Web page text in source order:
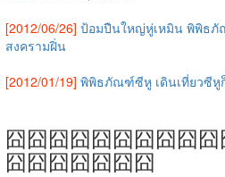
[2012/06/26] ป้อมปืนใหญ่หู่เหมิน พิพิธภั
สงครามฝิ่น
[2012/01/19] พิพิธภัณฑ์ซีหู เดินเที่ยวซีหู
囧囧囧囧囧囧囧囧囧
囧囧囧囧囧囧囧